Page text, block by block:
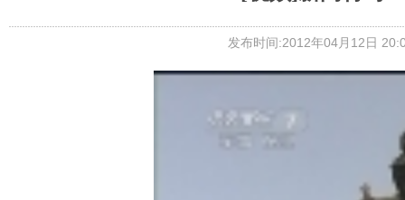
发布时间:2012年04月12日